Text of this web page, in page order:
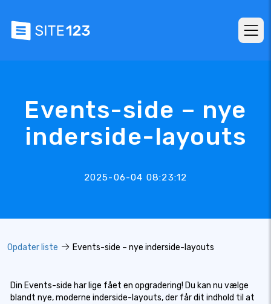
Events-side – nye
inderside-layouts
2025-06-04 08:23:12
Opdater liste Events-side – nye inderside-layouts
Din Events-side har lige fået en opgradering! Du kan nu vælge
blandt nye, moderne inderside-layouts, der får dit indhold til at